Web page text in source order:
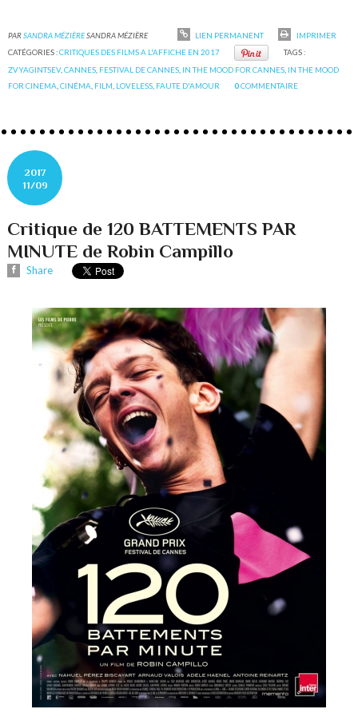
PARSANDRA MÉZIÈRESANDRA MÉZIÈRE LIEN PERMANENT
IMPRIMER
CATÉGORIES :CRITIQUES DES FILMS A L'AFFICHE EN 2017
TAGS :
ZVYAGINTSEV,CANNES FESTIVAL DE CANNES IN THE MOOD FOR CANNES IN THE MOOD
FOR CINEMA ,CINÉMA FILM LOVELESS FAUTE D'AMOUR 0COMMENTAIRE
2017
11/09
Critique de 120 BATTEMENTS PAR
MINUTE de Robin Campillo
Share